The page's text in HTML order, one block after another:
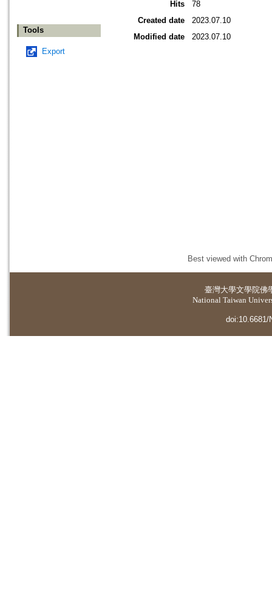
Tools
Export
Hits
78
Created date
2023.07.10
Modified date
2023.07.10
Best viewed with
臺灣大學文學院佛
National Taiwan
doi:10.6681/